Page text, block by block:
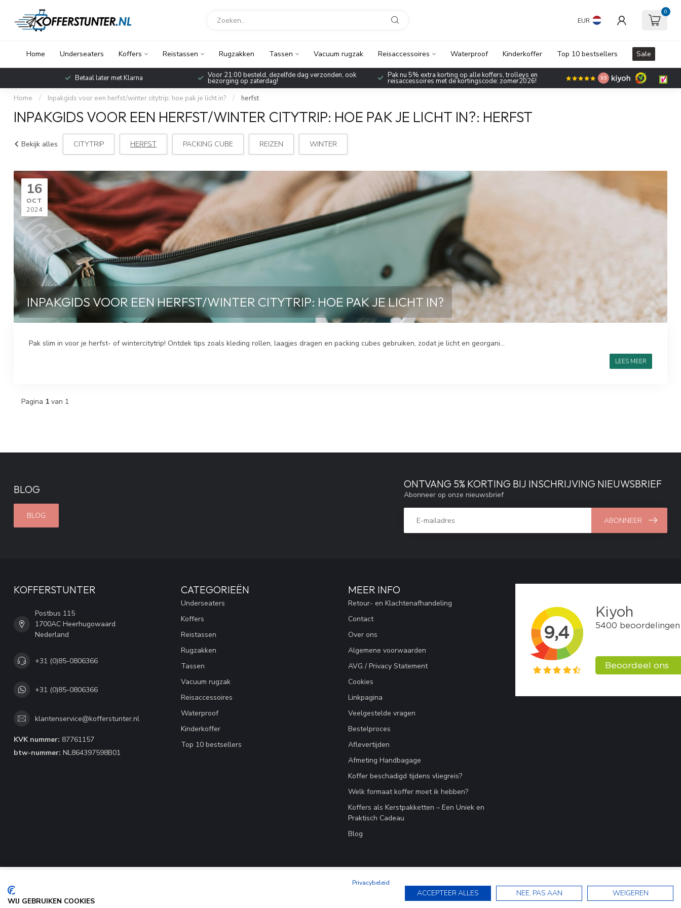
EUR
0
Home Underseaters Koffers Reistassen Rugzakken Tassen Vacuum rugzak Reisaccessoires Waterproof Kinderkoffer Top 10 bestsellers Sale
Betaal later met Klarna Voor 21:00 besteld, dezelfde dag verzonden, ook
bezorging op zaterdag!
Pak nu 5% extra korting op alle koffers, trolleys en
reisaccessoires met de kortingscode: zomer2026! 9.5
Home / Inpakgids voor een herfst/winter citytrip: hoe pak je licht in? / herfst
INPAKGIDS VOOR EEN HERFST/WINTER CITYTRIP: HOE PAK JE LICHT IN?: HERFST
Bekijk alles CITYTRIP HERFST PACKING CUBE REIZEN WINTER
16
OCT
2024
INPAKGIDS VOOR EEN HERFST/WINTER CITYTRIP: HOE PAK JE LICHT IN?
Pak slim in voor je herfst- of wintercitytrip! Ontdek tips zoals kleding rollen, laagjes dragen en packing cubes gebruiken, zodat je licht en georgani...
LEES MEER
Pagina 1 van 1
BLOG
BLOG
ONTVANG 5% KORTING BIJ INSCHRIJVING NIEUWSBRIEF
Abonneer op onze nieuwsbrief
ABONNEER
KOFFERSTUNTER
Postbus 115
1700AC Heerhugowaard
Nederland
+31 (0)85-0806366
+31 (0)85-0806366
klantenservice@kofferstunter.nl
KVK nummer: 87761157
btw-nummer: NL864397598B01
CATEGORIEËN
Underseaters
Koffers
Reistassen
Rugzakken
Tassen
Vacuum rugzak
Reisaccessoires
Waterproof
Kinderkoffer
Top 10 bestsellers
MEER INFO
Retour- en Klachtenafhandeling
Contact
Over ons
Algemene voorwaarden
AVG / Privacy Statement
Cookies
Linkpagina
Veelgestelde vragen
Bestelproces
Aflevertijden
Afmeting Handbagage
Koffer beschadigd tijdens vliegreis?
Welk formaat koffer moet ik hebben?
Koffers als Kerstpakketten – Een Uniek en
Praktisch Cadeau
Blog
Privacybeleid
WIJ GEBRUIKEN COOKIES
ACCEPTEER ALLES NEE, PAS AAN WEIGEREN